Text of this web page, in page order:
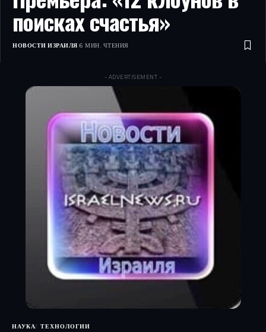
поисках счастья»
НОВОСТИ ИЗРАИЛЯ 6 МИН. ЧТЕНИЯ
- ADVERTISEMENT -
НАУКА ТЕХНОЛОГИИ